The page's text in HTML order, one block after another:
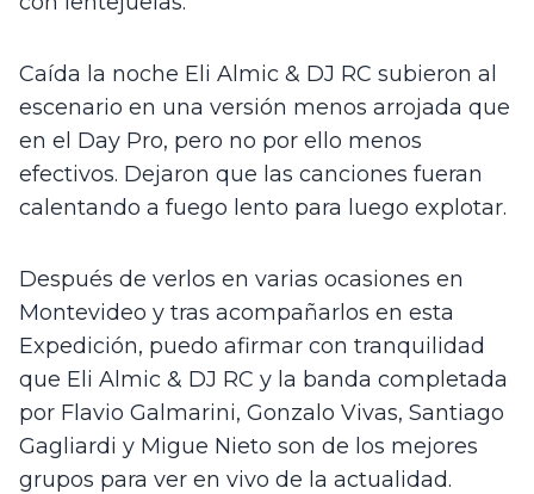
Caída la noche Eli Almic & DJ RC subieron al
escenario en una versión menos arrojada que
en el Day Pro, pero no por ello menos
efectivos. Dejaron que las canciones fueran
calentando a fuego lento para luego explotar.
Después de verlos en varias ocasiones en
Montevideo y tras acompañarlos en esta
Expedición, puedo afirmar con tranquilidad
que Eli Almic & DJ RC y la banda completada
por Flavio Galmarini, Gonzalo Vivas, Santiago
Gagliardi y Migue Nieto son de los mejores
grupos para ver en vivo de la actualidad.